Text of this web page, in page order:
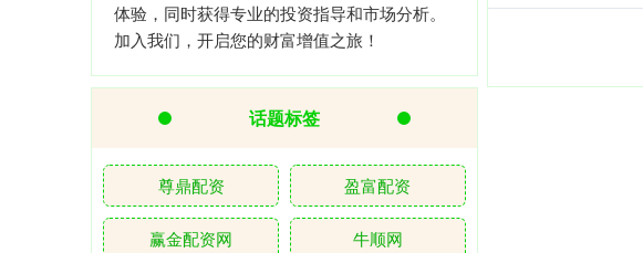
体验，同时获得专业的投资指导和市场分析。
加入我们，开启您的财富增值之旅！
话题标签
尊鼎配资 盈富配资
赢金配资网 牛顺网